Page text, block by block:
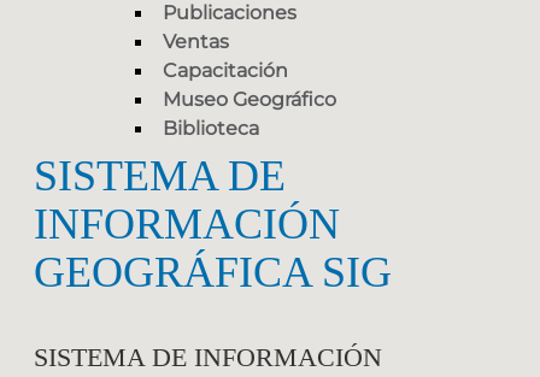
Publicaciones
Ventas
Capacitación
Museo Geográfico
Biblioteca
SISTEMA DE
INFORMACIÓN
GEOGRÁFICA SIG
SISTEMA DE INFORMACIÓN